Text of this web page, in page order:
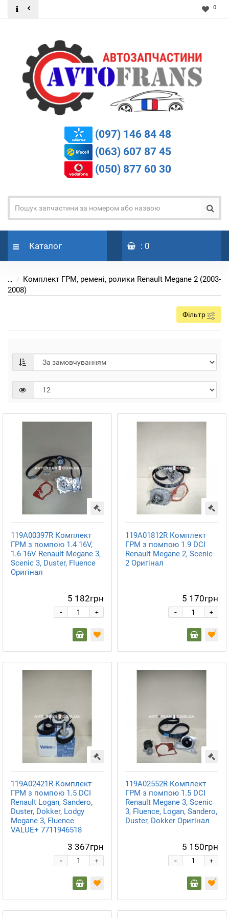
0
(097) 146 84 48
(063) 607 87 45
(050) 877 60 30
Каталог : 0
...
Комплект ГРМ, ремені, ролики Renault Megane 2 (2003-
2008)
Фільтр
119A00397R Комплект
ГРМ з помпою 1.4 16V,
1.6 16V Renault Megane 3,
Scenic 3, Duster, Fluence
Оригінал
5 182грн
+
-
119A01812R Комплект
ГРМ з помпою 1.9 DCI
Renault Megane 2, Scenic
2 Оригінал
5 170грн
+
-
119A02421R Комплект
ГРМ з помпою 1.5 DCI
Renault Logan, Sandero,
Duster, Dokker, Lodgy
Megane 3, Fluence
VALUE+ 7711946518
3 367грн
+
-
119A02552R Комплект
ГРМ з помпою 1.5 DCI
Renault Megane 3, Scenic
3, Fluence, Logan, Sandero,
Duster, Dokker Оригінал
5 150грн
+
-